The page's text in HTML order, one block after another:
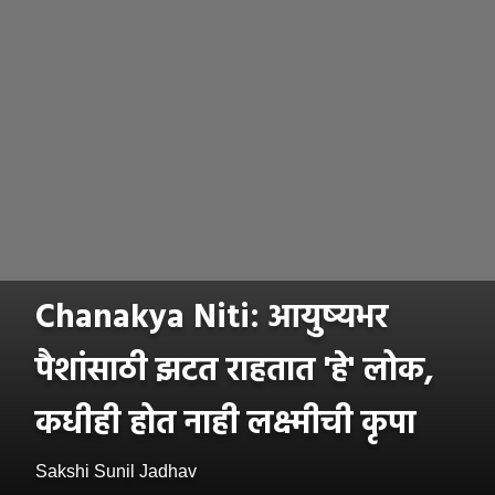
Chanakya Niti: आयुष्यभर
पैशांसाठी झटत राहतात 'हे' लोक,
कधीही होत नाही लक्ष्मीची कृपा
Sakshi Sunil Jadhav